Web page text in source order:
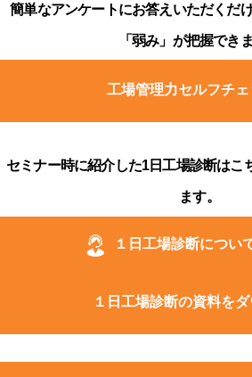
簡単なアンケートにお答えいただくだ
「弱み」が把握できま
工場管理力セルフチ
セミナー時に紹介した1日工場診断はこ
ます。
１日工場診断につい
１日工場診断の資料を